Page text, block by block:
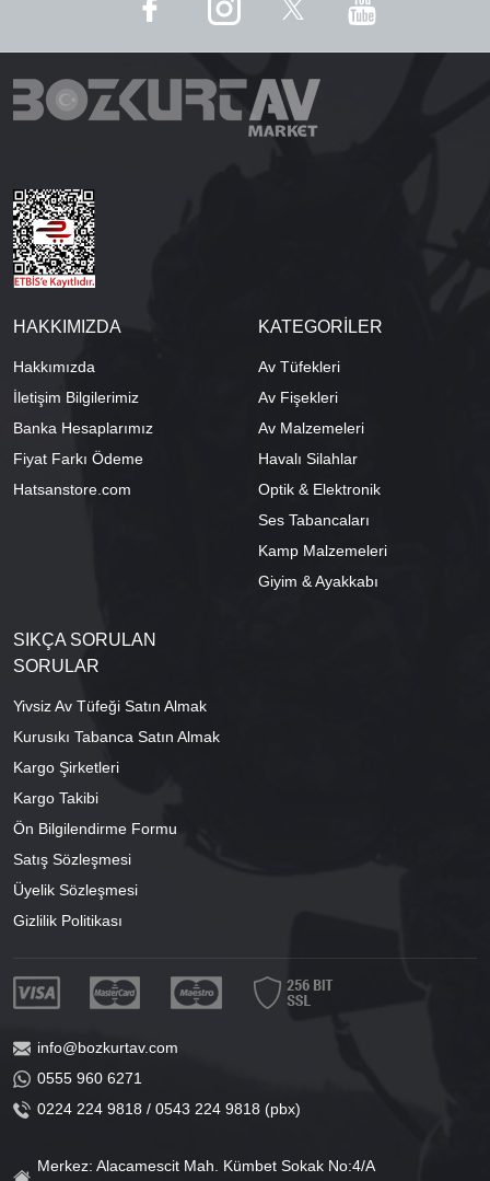
HAKKIMIZDA
Hakkımızda
İletişim Bilgilerimiz
Banka Hesaplarımız
Fiyat Farkı Ödeme
Hatsanstore.com
KATEGORİLER
Av Tüfekleri
Av Fişekleri
Av Malzemeleri
Havalı Silahlar
Optik & Elektronik
Ses Tabancaları
Kamp Malzemeleri
Giyim & Ayakkabı
SIKÇA SORULAN
SORULAR
Yivsiz Av Tüfeği Satın Almak
Kurusıkı Tabanca Satın Almak
Kargo Şirketleri
Kargo Takibi
Ön Bilgilendirme Formu
Satış Sözleşmesi
Üyelik Sözleşmesi
Gizlilik Politikası
info@bozkurtav.com
0555 960 6271
0224 224 9818 / 0543 224 9818 (pbx)
Merkez: Alacamescit Mah. Kümbet Sokak No:4/A